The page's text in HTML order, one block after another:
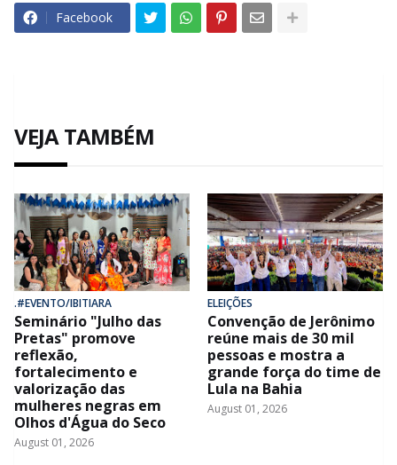
Facebook
VEJA TAMBÉM
.#EVENTO/IBITIARA
Seminário "Julho das
Pretas" promove
reflexão,
fortalecimento e
valorização das
mulheres negras em
Olhos d'Água do Seco
August 01, 2026
ELEIÇÕES
Convenção de Jerônimo
reúne mais de 30 mil
pessoas e mostra a
grande força do time de
Lula na Bahia
August 01, 2026